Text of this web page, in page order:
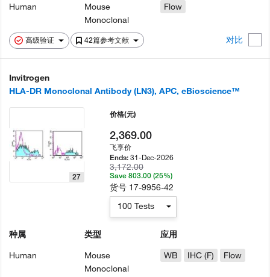
高级验证 42篇参考文献 对比
Human
Mouse
Monoclonal
Flow
Invitrogen
HLA-DR Monoclonal Antibody (LN3), APC, eBioscience™
27
种属
Human
类型
Mouse
Monoclonal
应用
WB
IHC (F) Flow
价格(元)
2,369.00
飞享价
Ends:31-Dec-2026
3,172.00
Save 803.00 (25%)
货号 17-9956-42
100 Tests